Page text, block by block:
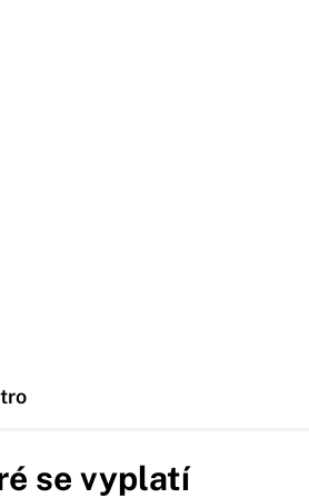
se vyplatí